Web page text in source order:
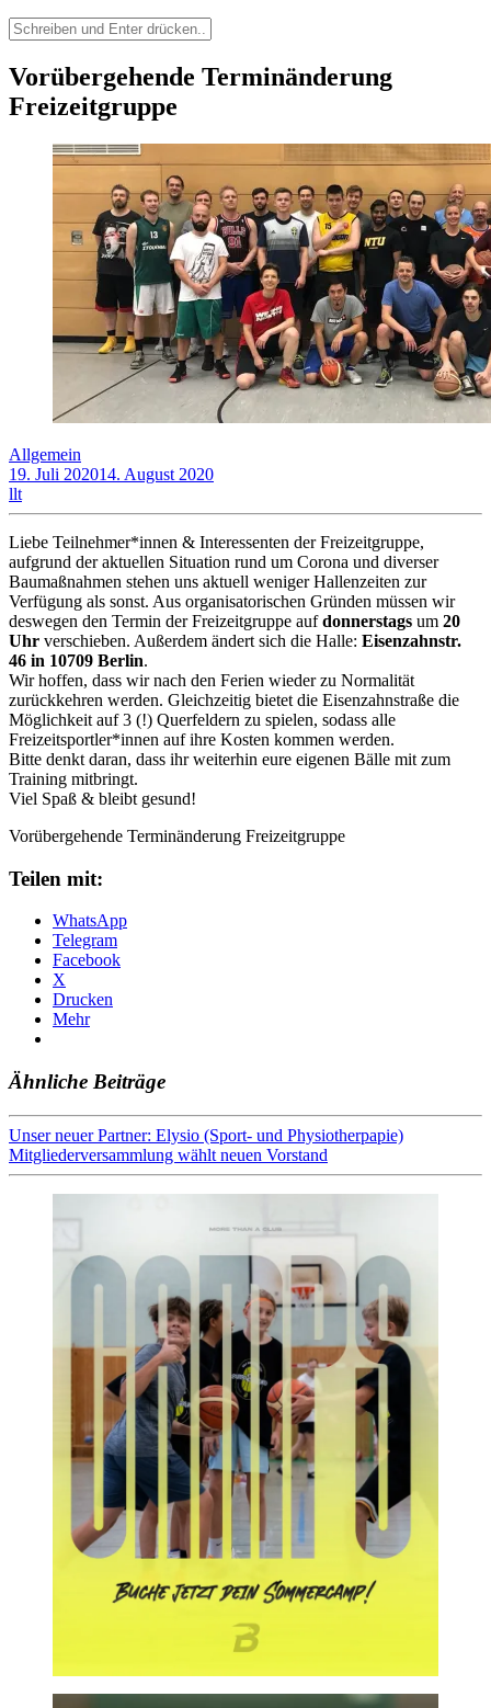
Suchen
nach:
Vorübergehende Terminänderung
Freizeitgruppe
Allgemein
19. Juli 202014. August 2020
llt
Liebe Teilnehmer*innen & Interessenten der Freizeitgruppe,
aufgrund der aktuellen Situation rund um Corona und diverser
Baumaßnahmen stehen uns aktuell weniger Hallenzeiten zur
Verfügung als sonst. Aus organisatorischen Gründen müssen wir
deswegen den Termin der Freizeitgruppe aufdonnerstags um 20
Uhr verschieben. Außerdem ändert sich die Halle: Eisenzahnstr.
46 in 10709 Berlin.
Wir hoffen, dass wir nach den Ferien wieder zu Normalität
zurückkehren werden. Gleichzeitig bietet die Eisenzahnstraße die
Möglichkeit auf 3 (!) Querfeldern zu spielen, sodass alle
Freizeitsportler*innen auf ihre Kosten kommen werden.
Bitte denkt daran, dass ihr weiterhin eure eigenen Bälle mit zum
Training mitbringt.
Viel Spaß & bleibt gesund!
Vorübergehende Terminänderung Freizeitgruppe
Teilen mit:
WhatsApp
Telegram
Facebook
X
Drucken
Mehr
Ähnliche Beiträge
Beitragsnavigation
Unser neuer Partner: Elysio (Sport- und Physiotherpapie)
Mitgliederversammlung wählt neuen Vorstand